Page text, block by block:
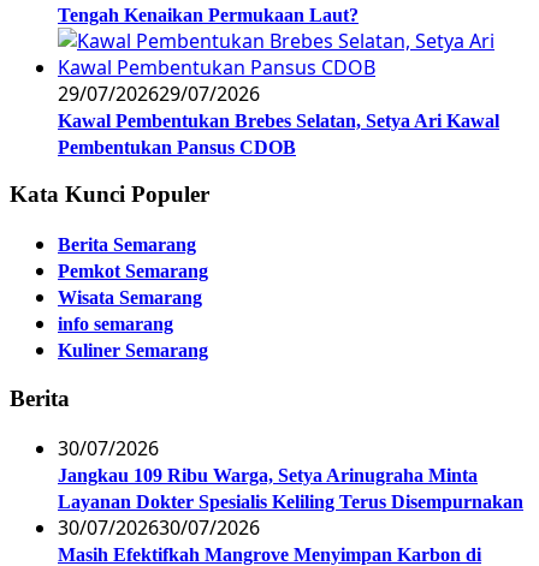
Tengah Kenaikan Permukaan Laut?
29/07/202629/07/2026
Kawal Pembentukan Brebes Selatan, Setya Ari Kawal
Pembentukan Pansus CDOB
Kata Kunci Populer
Berita Semarang
Pemkot Semarang
Wisata Semarang
info semarang
Kuliner Semarang
Berita
30/07/2026
Jangkau 109 Ribu Warga, Setya Arinugraha Minta
Layanan Dokter Spesialis Keliling Terus Disempurnakan
30/07/202630/07/2026
Masih Efektifkah Mangrove Menyimpan Karbon di